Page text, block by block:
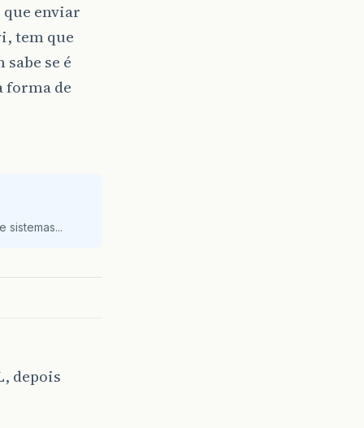
enviar
tem que
se é
forma de
sistemas...
depois